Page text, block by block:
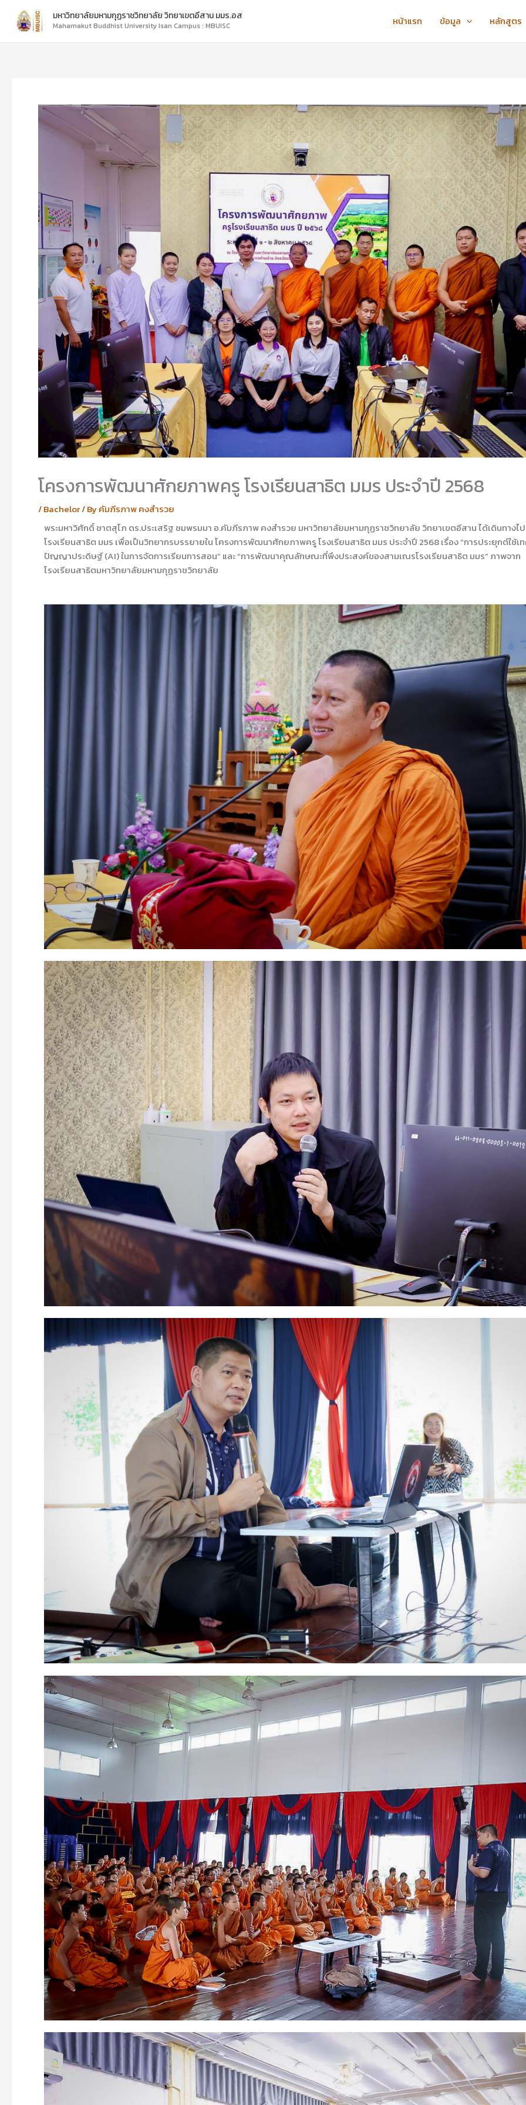
content
มหาวิทยาลัยมหามกุฏราชวิทยาลัย วิทยาเขตอีสาน มมร.อส
Mahamakut Buddhist University Isan Campus : MBUISC หน้าแรก ข้อมูล หลักสูตร
โครงการพัฒนาศักยภาพครู โรงเรียนสาธิต มมร ประจำปี 2568
/Bachelor/ Byคัมภีรภาพ คงสำรวย
พระมหาวิศักดิ์ ชาตสุโภ ดร.ประเสริฐ ชมพรมมา อ.คัมภีรภาพ คงสำรวย มหาวิทยาลัยมหามกุฏราชวิทยาลัย วิทยาเขตอีสาน ได้เดินทางไ
โรงเรียนสาธิต มมร เพื่อเป็นวิทยากรบรรยายใน โครงการพัฒนาศักยภาพครู โรงเรียนสาธิต มมร ประจำปี 2568 เรื่อง “การประยุกต์ใช้เ
ปัญญาประดิษฐ์ (AI) ในการจัดการเรียนการสอน” และ “การพัฒนาคุณลักษณะที่พึงประสงค์ของสามเณรโรงเรียนสาธิต มมร” ภาพจาก
โรงเรียนสาธิตมหาวิทยาลัยมหามกุฏราชวิทยาลัย